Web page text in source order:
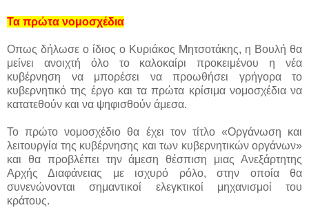
Τα πρώτα νομοσχέδια
Οπως δήλωσε ο ίδιος ο Κυριάκος Μητσοτάκης, η Βουλή θα
μείνει ανοιχτή όλο το καλοκαίρι προκειμένου η νέα
κυβέρνηση να μπορέσει να προωθήσει γρήγορα το
κυβερνητικό της έργο και τα πρώτα κρίσιμα νομοσχέδια να
κατατεθούν και να ψηφισθούν άμεσα.
Το πρώτο νομοσχέδιο θα έχει τον τίτλο «Οργάνωση και
λειτουργία της κυβέρνησης και των κυβερνητικών οργάνων»
και θα προβλέπει την άμεση θέσπιση μιας Ανεξάρτητης
Αρχής Διαφάνειας με ισχυρό ρόλο, στην οποία θα
συνενώνονται σημαντικοί ελεγκτικοί μηχανισμοί του
κράτους.